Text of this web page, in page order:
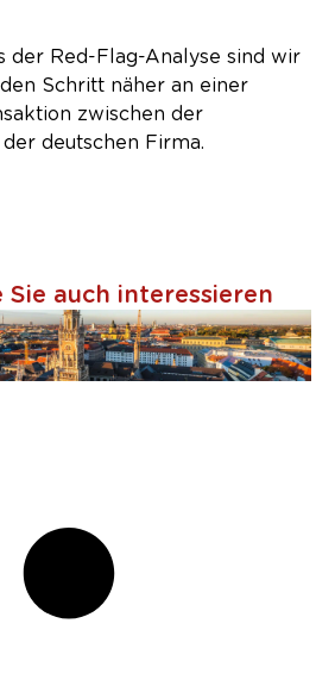
der Red-Flag-Analyse sind wir
Schritt näher an einer
zwischen der
deutschen Firma.
Sie auch interessieren